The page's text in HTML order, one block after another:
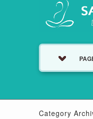
Category